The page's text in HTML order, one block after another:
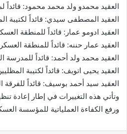
العقيد محمدو ولد محمد محمود: قائداً
العقيد المصطفى سيدي: قائداً لكتيبة
العقيد ادومو عمار: قائداً للمنطقة
العقيد عمار حننه: قائداً للمنطقة
العقيد محمد ولد أحمد: قائداً للمدرسة
العقيد يحيى اتويف: قائداً لكتيبة المظليين رقم 2
العقيد سيد أحمد بوسيف: قائداً للفرقة
وتأتي هذه التغييرات في إطار إعادة
ورفع الكفاءة العملياتية للمؤسسة